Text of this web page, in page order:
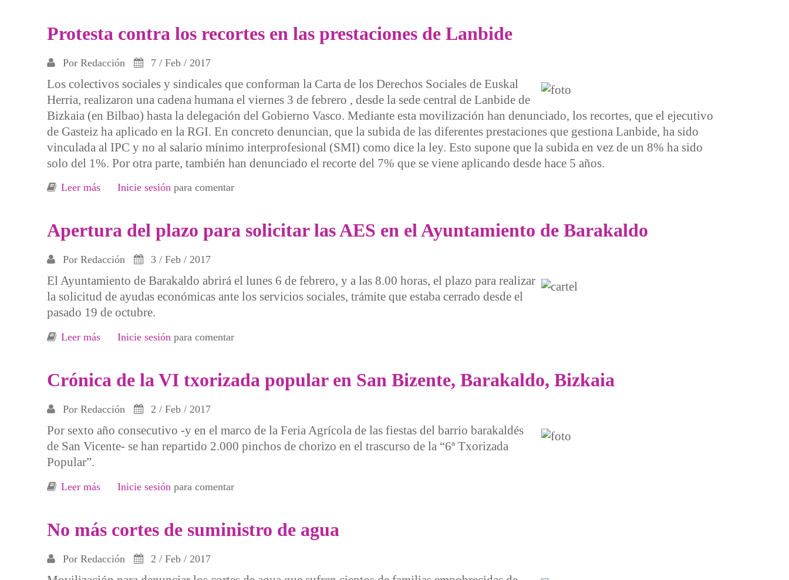
Protesta contra los recortes en las prestaciones de Lanbide
Por Redacción 7 / Feb / 2017
Los colectivos sociales y sindicales que conforman la Carta de los Derechos Sociales de Euskal
Herria, realizaron una cadena humana el viernes 3 de febrero , desde la sede central de Lanbide de
Bizkaia (en Bilbao) hasta la delegación del Gobierno Vasco. Mediante esta movilización han denunciado, los recortes, que el ejecutivo
de Gasteiz ha aplicado en la RGI. En concreto denuncian, que la subida de las diferentes prestaciones que gestiona Lanbide, ha sido
vinculada al IPC y no al salario mínimo interprofesional (SMI) como dice la ley. Esto supone que la subida en vez de un 8% ha sido
solo del 1%. Por otra parte, también han denunciado el recorte del 7% que se viene aplicando desde hace 5 años.
Leer más sobre Protesta contra los recortes en las prestaciones de Lanbide
Inicie sesiónpara comentar
Apertura del plazo para solicitar las AES en el Ayuntamiento de Barakaldo
Por Redacción 3 / Feb / 2017
El Ayuntamiento de Barakaldo abrirá el lunes 6 de febrero, y a las 8.00 horas, el plazo para realizar
la solicitud de ayudas económicas ante los servicios sociales, trámite que estaba cerrado desde el
pasado 19 de octubre.
Leer más sobre Apertura del plazo para solicitar las AES en el Ayuntamiento de Barakaldo
Inicie sesiónpara comentar
Crónica de la VI txorizada popular en San Bizente, Barakaldo, Bizkaia
Por Redacción 2 / Feb / 2017
Por sexto año consecutivo -y en el marco de la Feria Agrícola de las fiestas del barrio barakaldés
de San Vicente- se han repartido 2.000 pinchos de chorizo en el trascurso de la “6ª Txorizada
Popular”.
Leer más sobre Crónica de la VI txorizada popular en San Bizente, Barakaldo, Bizkaia
Inicie sesión para comentar
No más cortes de suministro de agua
Por Redacción 2 / Feb / 2017